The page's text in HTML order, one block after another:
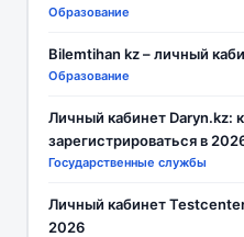
Образование
Bilemtihan kz – личный
Образование
Личный кабинет Daryn.kz:
зарегистрироваться в
Государственные службы
Личный кабинет
2026